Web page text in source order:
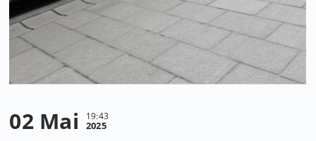
02 Mai 19:43
2025